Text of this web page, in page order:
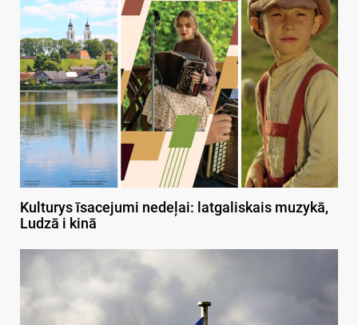
Kulturys īsacejumi nedeļai: latgaliskais muzykā,
Ludzā i kinā